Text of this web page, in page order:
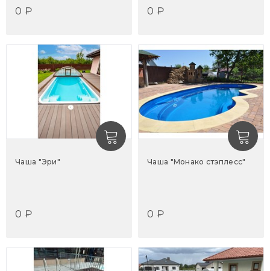
0 ₽ 0 ₽
Чаша "Эри"
0 ₽
Чаша "Монако стэплесс"
0 ₽